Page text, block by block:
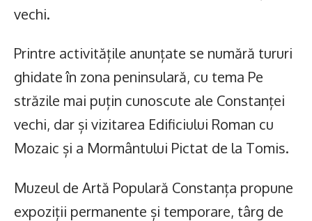
vechi.
Printre activitățile anunțate se numără tururi
ghidate în zona peninsulară, cu tema Pe
străzile mai puțin cunoscute ale Constanței
vechi, dar și vizitarea Edificiului Roman cu
Mozaic și a Mormântului Pictat de la Tomis.
Muzeul de Artă Populară Constanța propune
expoziții permanente și temporare, târg de